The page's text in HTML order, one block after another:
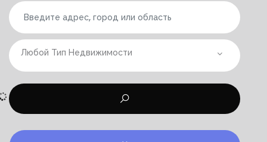
Любой Тип Недвижимости